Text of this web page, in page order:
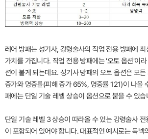
레어 방패는 성기사, 강령술사의 직업 전용 방패에
가치를 가집니다. 직업 전용 방패에는 '오토 옵션'이
션이 붙게 되는데요. 성기사 방패의 오토 옵션은 모
증가와 명중률(피해 증가 65%, 명중률 121)이 나올
패에는 단일 기술 레벨 상승이 옵션으로 붙을 수 있습
단일 기술 레벨 3 상승이 따라올 수 있는 강령술사
이 포함되어 있어야 합니다. 대표적인 예시로는 독넥